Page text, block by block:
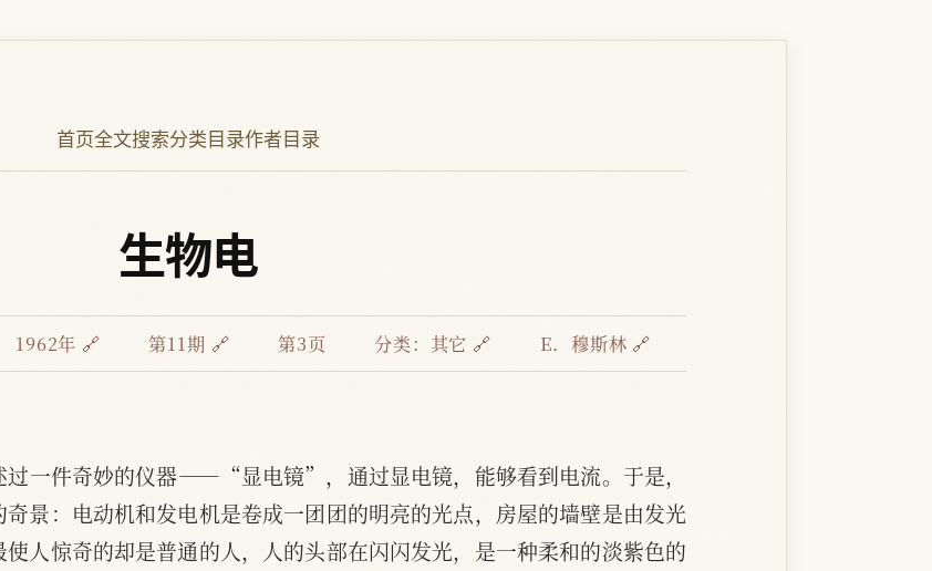
首页全文搜索分类目录作者目录
生物电
1962年 🔗 第11期 🔗 第3页 分类： 其它 🔗 E．穆斯林 🔗
过一件奇妙的仪器——“显电镜”，通过显电镜，能够看到电流。于是，
景：电动机和发电机是卷成一团团的明亮的光点，房屋的墙壁是由发光
人惊奇的却是普通的人，人的头部在闪闪发光，是一种柔和的淡紫色的